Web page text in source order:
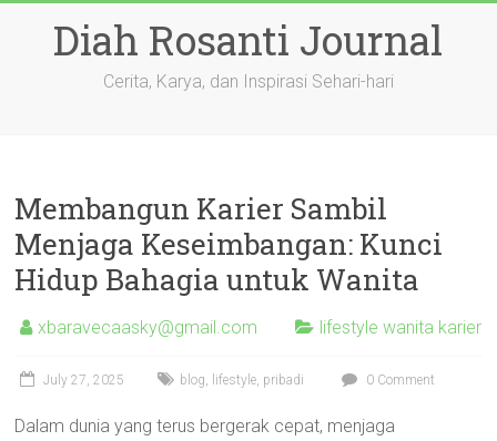
contentDiah Rosanti Journal
Cerita, Karya, dan Inspirasi Sehari-hari
Membangun Karier Sambil
Menjaga Keseimbangan: Kunci
Hidup Bahagia untuk Wanita
xbaravecaasky@gmail.com lifestyle wanita karier
July 27, 2025 blog, lifestyle, pribadi 0 Comment
Dalam dunia yang terus bergerak cepat, menjaga